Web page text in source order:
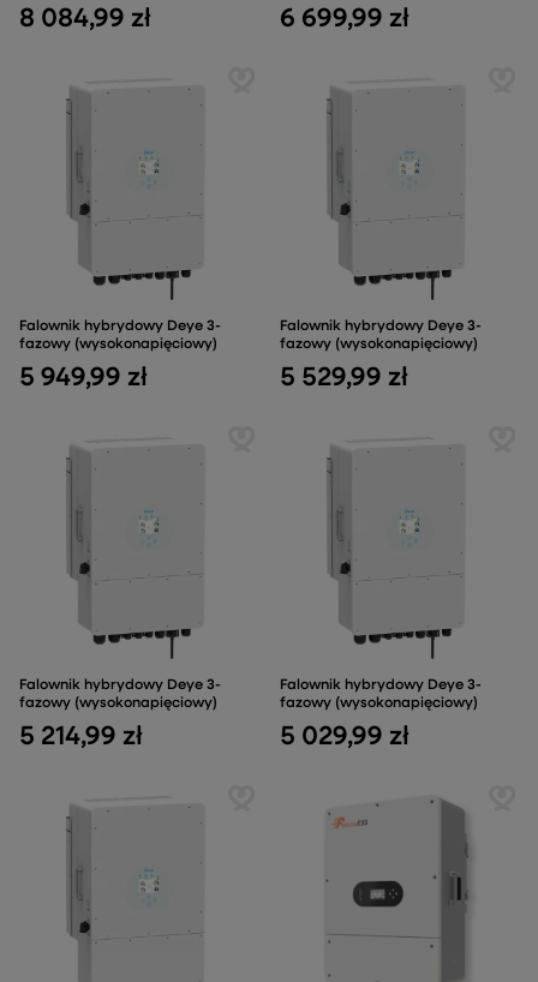
8 084,99 zł 6 699,99 zł
Falownik hybrydowy Deye 3-
fazowy (wysokonapięciowy)
5 949,99 zł
Falownik hybrydowy Deye 3-
fazowy (wysokonapięciowy)
5 529,99 zł
Falownik hybrydowy Deye 3-
fazowy (wysokonapięciowy)
5 214,99 zł
Falownik hybrydowy Deye 3-
fazowy (wysokonapięciowy)
5 029,99 zł